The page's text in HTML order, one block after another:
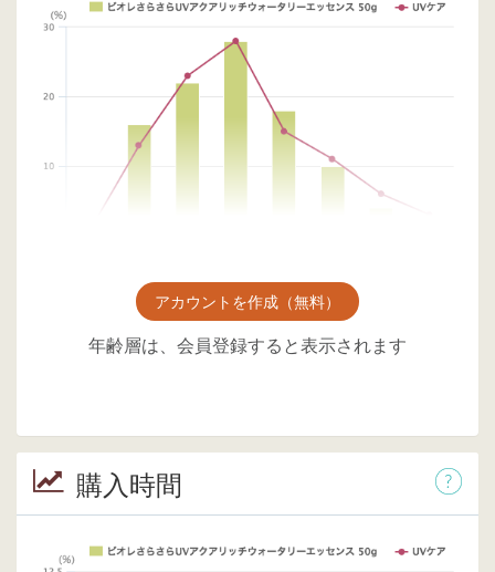
アカウントを作成（無料）
年齢層は、会員登録すると表示されます
購入時間